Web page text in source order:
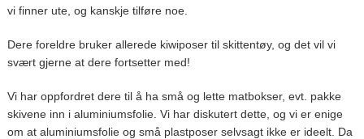
vi finner ute, og kanskje tilføre noe.
Dere foreldre bruker allerede kiwiposer til skittentøy, og det vil vi
svært gjerne at dere fortsetter med!
Vi har oppfordret dere til å ha små og lette matbokser, evt. pakke
skivene inn i aluminiumsfolie. Vi har diskutert dette, og vi er enige
om at aluminiumsfolie og små plastposer selvsagt ikke er ideelt. Da